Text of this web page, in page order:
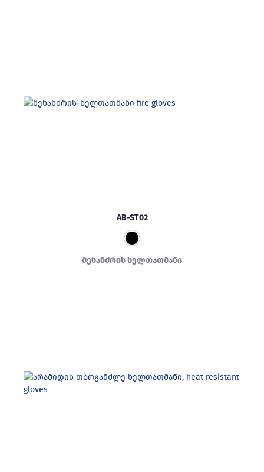
AB-ST02
მეხანძრის ხელთათმანი